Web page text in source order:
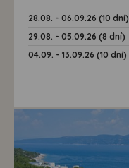
28.08. - 06.09.26 (10 dní)
29.08. - 05.09.26 (8 dní)
04.09. - 13.09.26 (10 dní)